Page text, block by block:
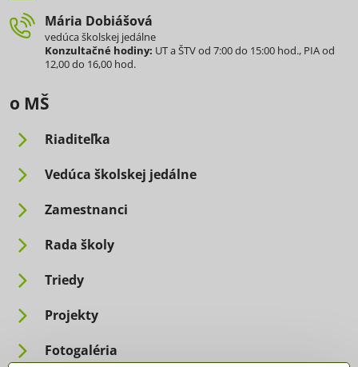
Mária Dobiášová
vedúca školskej jedálne
Konzultačné hodiny: UT a ŠTV od 7:00 do 15:00 hod., PIA od
12,00 do 16,00 hod.
o MŠ
Riaditeľka
Vedúca školskej jedálne
Zamestnanci
Rada školy
Triedy
Projekty
Fotogaléria